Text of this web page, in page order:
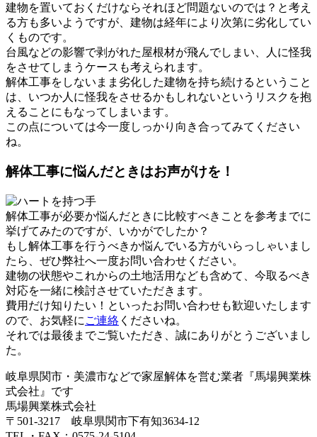
建物を置いておくだけならそれほど問題ないのでは？と考え
る方も多いようですが、建物は経年により次第に劣化してい
くものです。
台風などの影響で剥がれた屋根材が飛んでしまい、人に怪我
をさせてしまうケースも考えられます。
解体工事をしないまま劣化した建物を持ち続けるということ
は、いつか人に怪我をさせるかもしれないというリスクを抱
えることにもなってしまいます。
この点については今一度しっかり向き合ってみてください
ね。
解体工事に悩んだときはお声がけを！
解体工事が必要か悩んだときに比較すべきことを参考までに
挙げてみたのですが、いかがでしたか？
もし解体工事を行うべきか悩んでいる方がいらっしゃいまし
たら、ぜひ弊社へ一度お問い合わせください。
建物の状態やこれからの土地活用なども含めて、今取るべき
対応を一緒に検討させていただきます。
費用だけ知りたい！といったお問い合わせも歓迎いたします
ので、お気軽に ご連絡 くださいね。
それでは最後までご覧いただき、誠にありがとうございまし
た。
岐阜県関市・美濃市などで家屋解体を営む業者『馬場興業株
式会社』です
馬場興業株式会社
〒501-3217 岐阜県関市下有知3634‐12